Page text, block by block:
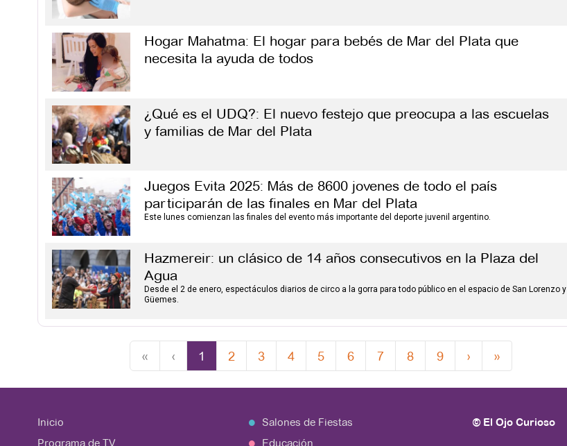
Hogar Mahatma: El hogar para bebés de Mar del Plata que
necesita la ayuda de todos
¿Qué es el UDQ?: El nuevo festejo que preocupa a las escuelas
y familias de Mar del Plata
Juegos Evita 2025: Más de 8600 jovenes de todo el país
participarán de las finales en Mar del Plata
Este lunes comienzan las finales del evento más importante del deporte juvenil argentino.
Hazmereir: un clásico de 14 años consecutivos en la Plaza del
Agua
Desde el 2 de enero, espectáculos diarios de circo a la gorra para todo público en el espacio de San Lorenzo y
Güemes.
« ‹ 1 2 3 4 5 6 7 8 9 › »
Inicio
Programa de TV
Salones de Fiestas
Educación
© El Ojo Curioso